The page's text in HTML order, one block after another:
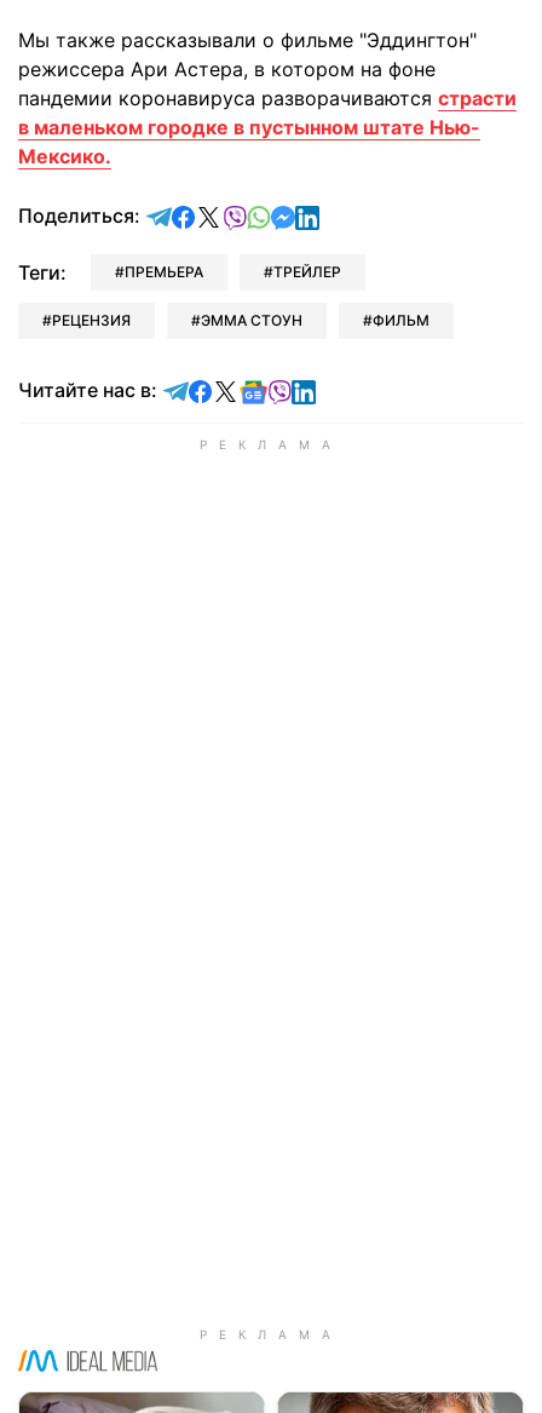
Мы также рассказывали о фильме "Эддингтон"
режиссера Ари Астера, в котором на фоне
пандемии коронавируса разворачиваются страсти
в маленьком городке в пустынном штате Нью-
Мексико.
Поделиться: отправить в Telegram
поделиться в Facebook
поделиться в X
отправить в Viber
отправить в Whatsapp
отправить в Messenger
отправить в LinkedIn
Теги: ПРЕМЬЕРА ТРЕЙЛЕР
РЕЦЕНЗИЯ ЭММА СТОУН ФИЛЬМ
Читайте нас в: Читайте в Telegram
Читайте в Facebook
Читайте в X
Читайте в Google news
Читайте в Viber
Читайте в LinkedIn